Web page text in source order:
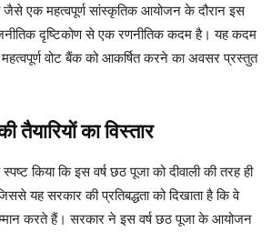
एक महत्वपूर्ण सांस्कृतिक आयोजन के दौरान इस
दृष्टिकोण से एक रणनीतिक कदम है। यह कदम
वोट बैंक को आकर्षित करने का अवसर प्रस्तुत
तैयारियों का विस्तार
किया कि इस वर्ष छठ पूजा को दीवाली की तरह ही
यह सरकार की प्रतिबद्धता को दिखाता है कि वे
करते हैं। सरकार ने इस वर्ष छठ पूजा के आयोजन